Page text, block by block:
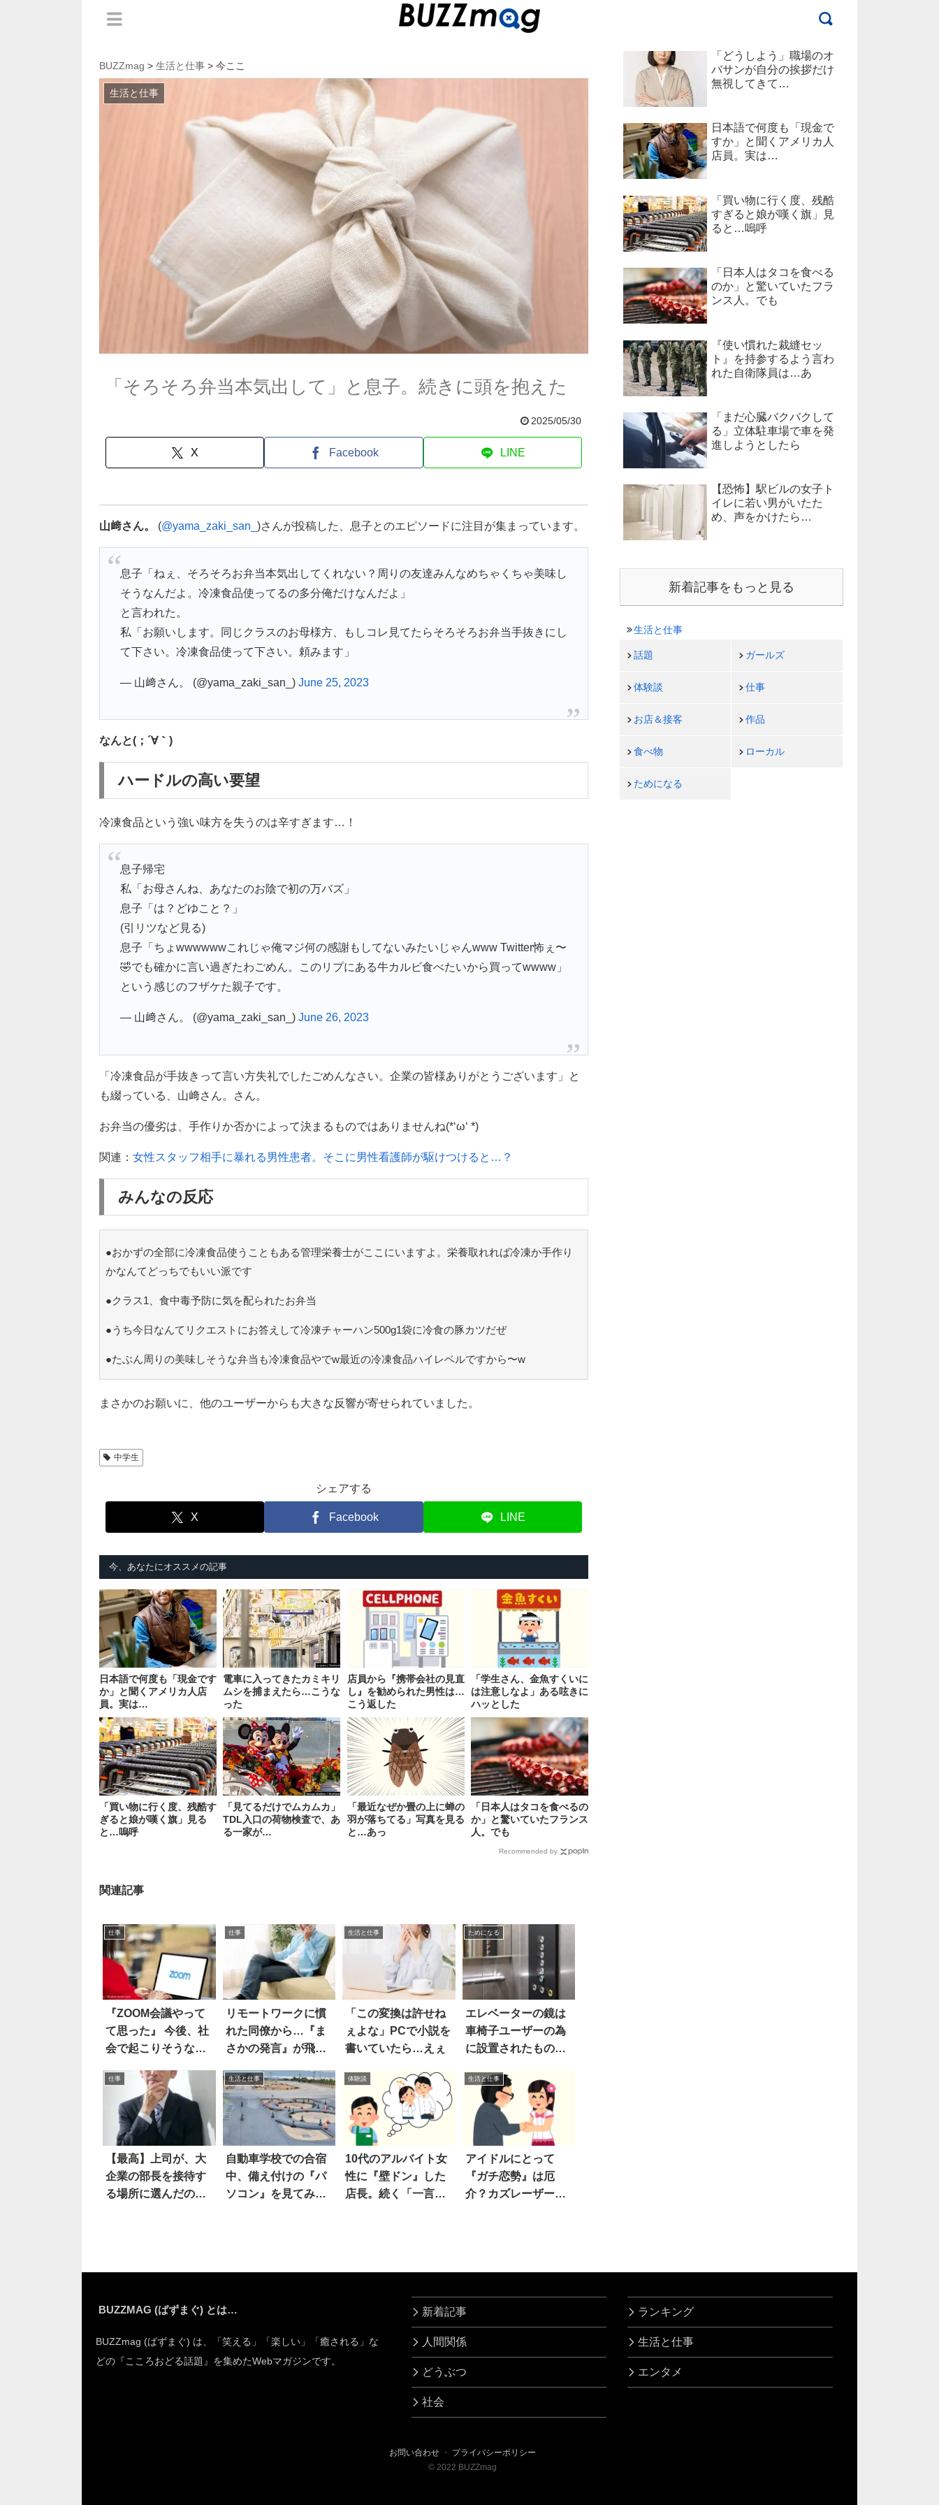
BUZZmag > 生活と仕事 > 今ここ
生活と仕事
「そろそろ弁当本気出して」と息子。続きに頭を抱えた
2025/05/30
X Facebook LINE
山﨑さん。 (@yama_zaki_san_ )さんが投稿した、息子とのエピソードに注目が集まっています。
息子「ねぇ、そろそろお弁当本気出してくれない？周りの友達みんなめちゃくちゃ美味し
そうなんだよ。冷凍食品使ってるの多分俺だけなんだよ」
と言われた。
私「お願いします。同じクラスのお母様方、もしコレ見てたらそろそろお弁当手抜きにし
て下さい。冷凍食品使って下さい。頼みます」
— 山﨑さん。 (@yama_zaki_san_) June 25, 2023
なんと(；´∀｀)
ハードルの高い要望
冷凍食品という強い味方を失うのは辛すぎます…！
息子帰宅
私「お母さんね、あなたのお陰で初の万バズ」
息子「は？どゆこと？」
(引リツなど見る)
息子「ちょwwwwwwこれじゃ俺マジ何の感謝もしてないみたいじゃんwww Twitter怖ぇ〜
🤣でも確かに言い過ぎたわごめん。このリプにある牛カルビ食べたいから買ってwwww」
という感じのフザケた親子です。
— 山﨑さん。 (@yama_zaki_san_) June 26, 2023
「冷凍食品が手抜きって言い方失礼でしたごめんなさい。企業の皆様ありがとうございます」と
も綴っている、山﨑さん。さん。
お弁当の優劣は、手作りか否かによって決まるものではありませんね(*‘ω‘ *)
関連： 女性スタッフ相手に暴れる男性患者。そこに男性看護師が駆けつけると…？
みんなの反応
●おかずの全部に冷凍食品使うこともある管理栄養士がここにいますよ。栄養取れれば冷凍か手作り
かなんてどっちでもいい派です
●クラス1、食中毒予防に気を配られたお弁当
●うち今日なんてリクエストにお答えして冷凍チャーハン500g1袋に冷食の豚カツだぜ
●たぶん周りの美味しそうな弁当も冷凍食品やでw最近の冷凍食品ハイレベルですから〜w
まさかのお願いに、他のユーザーからも大きな反響が寄せられていました。
中学生
シェアする
X Facebook LINE
今、あなたにオススメの記事
日本語で何度も「現金です
か」と聞くアメリカ人店
員。実は…
電車に入ってきたカミキリ
ムシを捕まえたら…こうな
った
店員から『携帯会社の見直
し』を勧められた男性は…
こう返した
「学生さん、金魚すくいに
は注意しなよ」ある呟きに
ハッとした
「買い物に行く度、残酷す
ぎると娘が嘆く旗」見る
と…嗚呼
「見てるだけでムカムカ」
TDL入口の荷物検査で、あ
る一家が…
「最近なぜか畳の上に蝉の
羽が落ちてる」写真を見る
と…あっ
「日本人はタコを食べるの
か」と驚いていたフランス
人。でも
Recommended by
関連記事
仕事
『ZOOM会議やって
て思った』 今後、社
会で起こりそうな
仕事
リモートワークに慣
れた同僚から…『ま
さかの発言』が飛び
生活と仕事
「この変換は許せね
ぇよな」PCで小説を
書いていたら…えぇ
ためになる
エレベーターの鏡は
車椅子ユーザーの為
に設置されたもの。
仕事
【最高】上司が、大
企業の部長を接待す
る場所に選んだの
生活と仕事
自動車学校での合宿
中、備え付けの『パ
ソコン』を見てみた
体験談
10代のアルバイト女
性に『壁ドン』した
店長。続く「一言」
生活と仕事
アイドルにとって
『ガチ恋勢』は厄
介？カズレーザーの
「どうしよう」職場のオ
バサンが自分の挨拶だけ
無視してきて…
日本語で何度も「現金で
すか」と聞くアメリカ人
店員。実は…
「買い物に行く度、残酷
すぎると娘が嘆く旗」見
ると…嗚呼
「日本人はタコを食べる
のか」と驚いていたフラ
ンス人。でも
『使い慣れた裁縫セッ
ト』を持参するよう言わ
れた自衛隊員は…あ
「まだ心臓バクバクして
る」立体駐車場で車を発
進しようとしたら
【恐怖】駅ビルの女子ト
イレに若い男がいたた
め、声をかけたら…
新着記事をもっと見る
生活と仕事
話題 ガールズ
体験談 仕事
お店＆接客 作品
食べ物 ローカル
ためになる
BUZZMAG (ばずまぐ) とは…
BUZZmag (ばずまぐ) は、「笑える」「楽しい」「癒される」な
どの『こころおどる話題』を集めたWebマガジンです。
新着記事
人間関係
どうぶつ
社会
ランキング
生活と仕事
エンタメ
お問い合わせ ・ プライバシーポリシー
© 2022 BUZZmag